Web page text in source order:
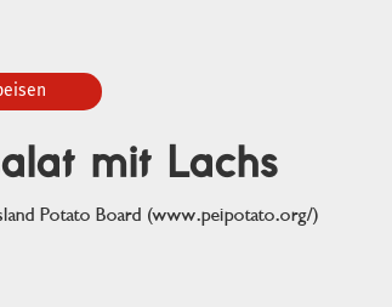
mit Lachs
Potato Board (www.peipotato.org/)